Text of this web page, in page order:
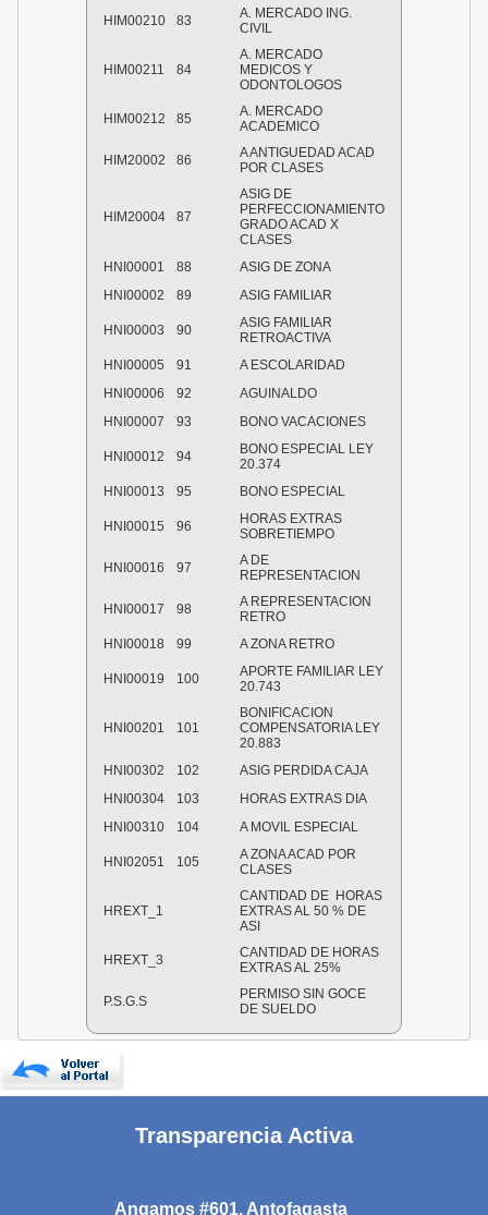
HIM00210 83
A. MERCADO ING.
CIVIL
HIM00211 84
A. MERCADO
MEDICOS Y
ODONTOLOGOS
HIM00212 85
A. MERCADO
ACADEMICO
HIM20002 86
A ANTIGUEDAD ACAD
POR CLASES
HIM20004 87
ASIG DE
PERFECCIONAMIENTO
GRADO ACAD X
CLASES
HNI00001
88
ASIG DE ZONA
HNI00002
89 ASIG FAMILIAR
HNI00003 90
ASIG FAMILIAR
RETROACTIVA
HNI00005
91
A ESCOLARIDAD
HNI00006
92
AGUINALDO
HNI00007
93 BONO VACACIONES
HNI00012 94
BONO ESPECIAL LEY
20.374
HNI00013
95 BONO ESPECIAL
HNI00015 96
HORAS EXTRAS
SOBRETIEMPO
HNI00016 97
A DE
REPRESENTACION
HNI00017 98
A REPRESENTACION
RETRO
HNI00018
99 A ZONA RETRO
HNI00019 100
APORTE FAMILIAR LEY
20.743
HNI00201 101
BONIFICACION
COMPENSATORIA LEY
20.883
HNI00302
102
ASIG PERDIDA CAJA
HNI00304
103
HORAS EXTRAS DIA
HNI00310
104 A MOVIL ESPECIAL
HNI02051 105
A ZONA ACAD POR
CLASES
HREXT_1
CANTIDAD DE HORAS
EXTRAS AL 50 % DE
ASI
HREXT_3
CANTIDAD DE HORAS
EXTRAS AL 25%
P.S.G.S
PERMISO SIN GOCE
DE SUELDO
Transparencia Activa
Angamos #601, Antofagasta